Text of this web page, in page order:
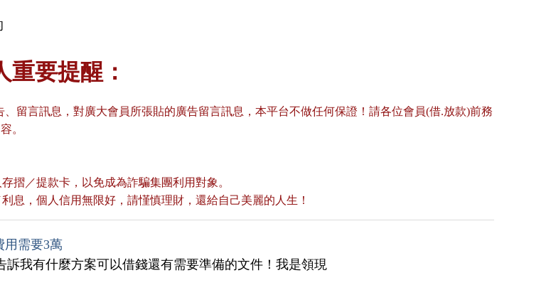
要提醒：
、留言訊息，對廣大會員所張貼的廣告留言訊息，本平台不做任何保證！請各位會員(借.放款)前務
。
摺／提款卡，以免成為詐騙集團利用對象。
息，個人信用無限好，請慬慎理財，還給自己美麗的人生！
用需要3萬
訴我有什麼方案可以借錢還有需要準備的文件！我是領現